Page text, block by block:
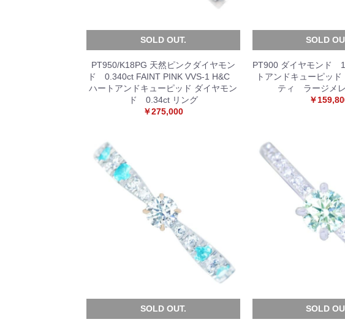
SOLD OUT.
PT950/K18PG 天然ピンクダイヤモン
ド 0.340ct FAINT PINK VVS-1 H&C
ハートアンドキューピッド ダイヤモン
ド 0.34ct リング
￥275,000
SOLD
PT900 ダイヤモンド
トアンドキューピッ
ティ ラージメ
￥
SOLD OUT. SOLD